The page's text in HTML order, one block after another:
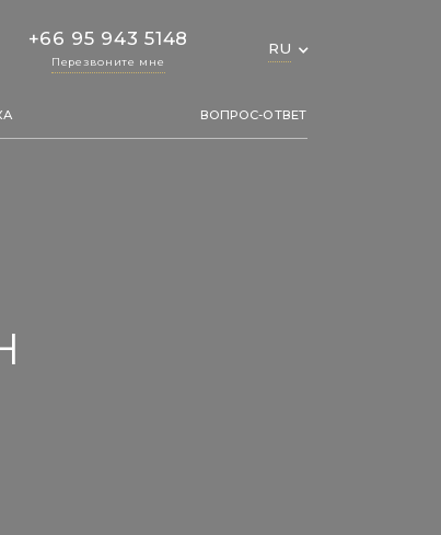
5148
мне
RU
+66 95 943 5148
Перезвоните мне
RU
ВОПРОС-ОТВЕТ